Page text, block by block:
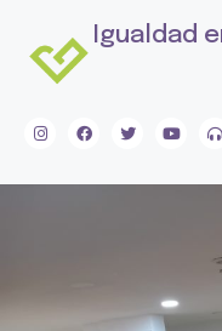
Igualdad